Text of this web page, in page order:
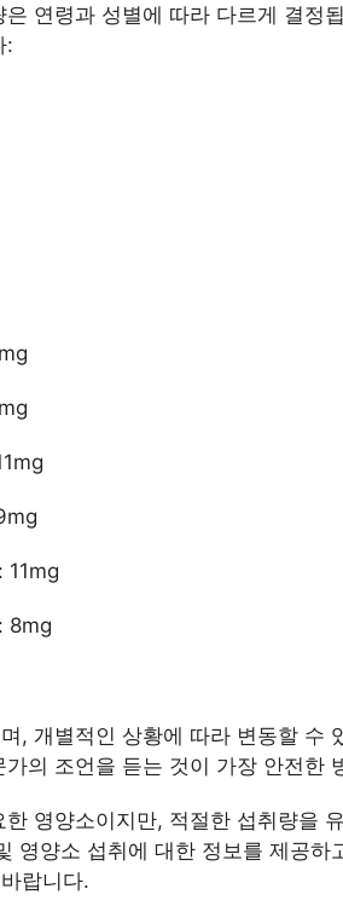
연령과 성별에 따라 다르게 결정
:
11mg
8mg
, 개별적인 상황에 따라 변동할 수
의 조언을 듣는 것이 가장 안전한
영양소이지만, 적절한 섭취량을
영양소 섭취에 대한 정보를 제공하
랍니다.